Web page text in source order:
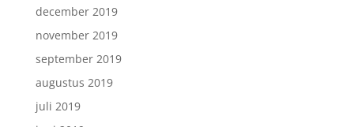
december 2019
november 2019
september 2019
augustus 2019
juli 2019